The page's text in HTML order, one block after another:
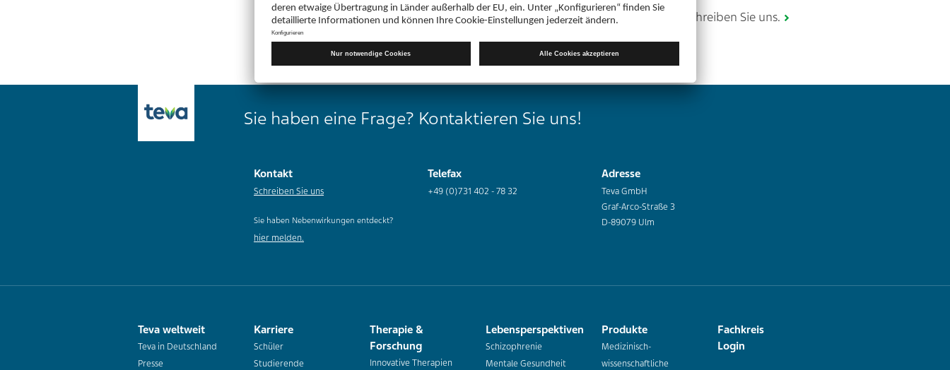
Sie haben Probleme mit dem Login? Schreiben Sie uns.
Sie haben eine Frage? Kontaktieren Sie uns!
Kontakt
Schreiben Sie uns
Sie haben Nebenwirkungen entdeckt?
hier melden.
Telefax
+49 (0)731 402 - 78 32
Adresse
Teva GmbH
Graf-Arco-Straße 3
D-89079 Ulm
Teva weltweit
Teva in Deutschland
Presse
Karriere
Schüler
Studierende
Therapie &
Forschung
Innovative Therapien
Lebensperspektiven
Schizophrenie
Mentale Gesundheit
Produkte
Medizinisch-
wissenschaftliche
Fachkreis
Login